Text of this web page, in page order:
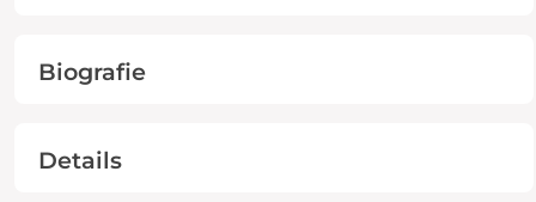
Biografie
Details